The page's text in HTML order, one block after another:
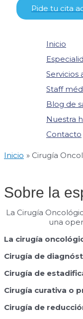
Pide tu cita
Inicio
Servicios
Staff
Blog de
Nuestra
Contacto
Inicio Cirugía
Sobre la
La Cirugía
una
La cirugía
Cirugía de
Cirugía de
Cirugía curativa o
Cirugía de